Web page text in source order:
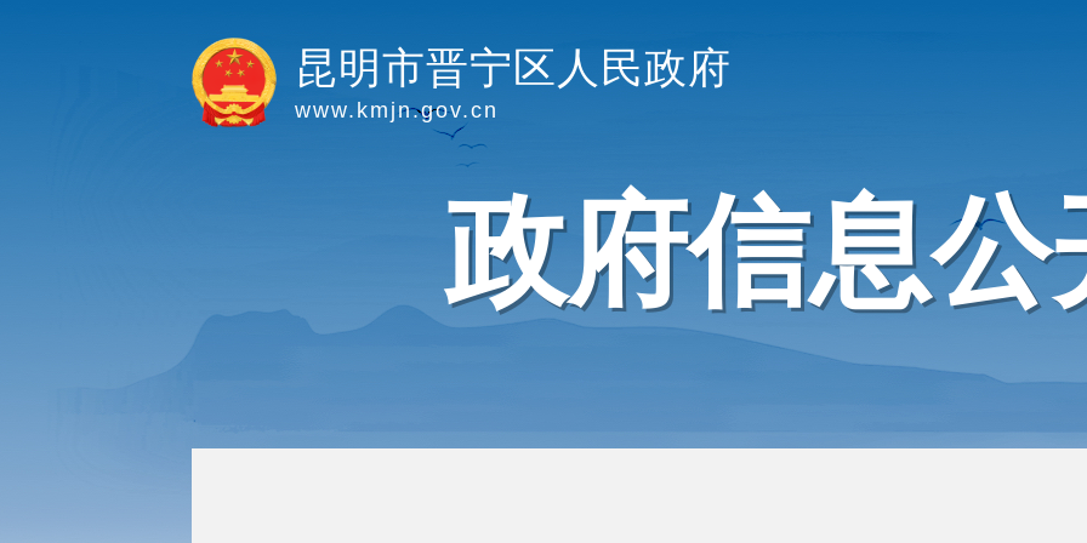
昆明市晋宁区人民政府
www.kmjn.gov.cn
政府信息公